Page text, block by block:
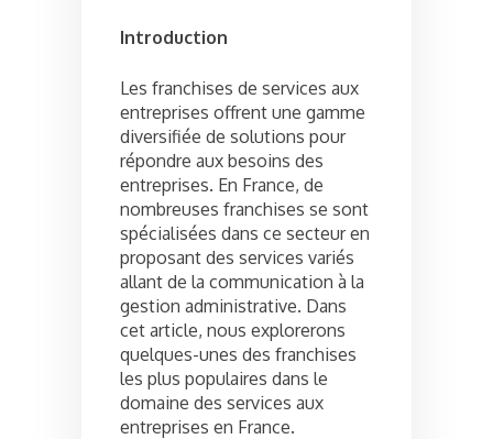
Introduction
Les franchises de services aux
entreprises offrent une gamme
diversifiée de solutions pour
répondre aux besoins des
entreprises. En France, de
nombreuses franchises se sont
spécialisées dans ce secteur en
proposant des services variés
allant de la communication à la
gestion administrative. Dans
cet article, nous explorerons
quelques-unes des franchises
les plus populaires dans le
domaine des services aux
entreprises en France.